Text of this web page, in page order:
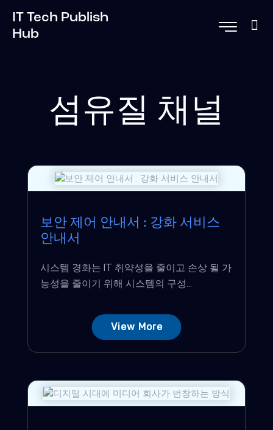
IT Tech Publish
Hub
섬유질 채널
보안 제어 안내서 : 강화 서비스
안내서
시스템 경화는 IT 취약성을 줄이고 손상 될 가
능성을 줄이기 위해 시스템의 구성...
View More